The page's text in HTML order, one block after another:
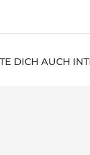
DICH AUCH